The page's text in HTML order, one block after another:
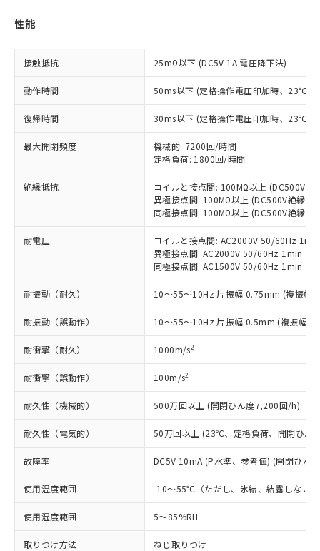
性能
接触抵抗 25mΩ以下 (DC5V 1A 電圧降下法)
動作時間 50ms以下 (定格操作電圧印加時、23℃、
復帰時間 30ms以下 (定格操作電圧印加時、23℃、
最大開閉頻度
機械的: 7200回/時間
定格負荷: 1800回/時間
絶縁抵抗
コイルと接点間: 100MΩ以上 (DC500V絶
異極接点間: 100MΩ以上 (DC500V絶縁抵
同極接点間: 100MΩ以上 (DC500V絶縁抵
耐電圧
コイルと接点間: AC2000V 50/60Hz 1min
異極接点間: AC2000V 50/60Hz 1min
同極接点間: AC1500V 50/60Hz 1min
耐振動（耐久） 10～55～10Hz 片振幅 0.75mm (複振幅
耐振動（誤動作） 10～55～10Hz 片振幅 0.5mm (複振幅
耐衝撃（耐久） 1000m/s2
耐衝撃（誤動作） 100m/s2
耐久性（機械的） 500万回以上 (開閉ひん度7,200回/h)
耐久性（電気的） 50万回以上 (23℃、定格負荷、開閉ひん
故障率 DC5V 10mA (P水準、参考値) (開閉ひん
使用温度範囲 -10～55℃（ただし、氷結、結露しない
使用湿度範囲 5～85%RH
取りつけ方法 ねじ取りつけ
以下の条件をお読みいただき、同意のうえ
ご利用ください。
本サービスは、当社制御機器事業取扱
商品の当社在庫状況および標準価格
(税抜)を提供させていただくもので
当社制御機器事業取扱商品の中には、
本サービスの対象外となる商品もある
ことをご了承ください。
在庫状況および標準価格照会結果は、
記載している更新日時点での社内デー
タに基づき作成されるものであり、閲
覧された時点での実際の在庫および標
準価格とは異なる場合があることをご
了承ください。
様のお取引先、またはお客様担当のオ
ムロン制御機器販売店・当社販売員に
オムロン制御機器販売店や当社販売拠
販売ネットワーク
」をご確認
ください。
在庫状況および標準価格結果を当社の
事前の承諾なく第三者に漏洩または開
示しないようお願いします。
マイパーツ機能（部品リスト作成サー
ビス）をご利用いただくには、I-Web
メンバーズにご登録されている必要が
お客様が当ウェブサイト上で当社にご
登録された部品リストについて、当社
商品です。
対応予定なし：EU RoHS指令（10物質）の
定はありません。
調査・確認中：EU RoHS指令（10物質）の
非含有の対応状況を調査中または確認中の
商品です。
非該当品：ライセンス料など無形物で、有
害物質有無と関係のない商品です。
仕入先様の事情により、非含有部品として
いたものが、含有品と判明した場合などや
むを得ず変更することがあります。
*EU RoHS指令（10物質）：
鉛(Pb) 1000ppm以下、 水銀(Hg) 1000ppm以下、 カド
ミウム(Cd) 100ppm以下、
六価クロム(Cr(Ⅵ)) 1000ppm以下、ポリ臭化ビフェニル
類(PBB) 1000ppm以下、ポリ臭化ジフェニルエーテル類
(PBDE) 1000ppm以下、フタル酸ビス(2-エチルヘキシ
ル) (DEHP)(別名：DOP) 1000ppm以下、フタル酸ブチ
ルベンジル（BBP） 1000ppm以下、フタル酸ジブチル
但し、RoHS指令で産業用監視および制御機器に対する
フタル酸エステル類の４物質については閾値を超える意
図的な使用がないことを確認しています。
※2 対応予定月
部品在庫の切り替え状況などにより、予定
月が前後することがあります。
※3 非含有証明書ダウンロード
※1 中国RoHS○×表
「○」：最大均質材料含有率が中国RoHSの
基準値以下であることを示します。
「×」：最大均質材料含有率が中国RoHSの
基準値を超えていることを示します。
「－」：未確認です。当社販売部門へお問
い合わせください。
*中国RoHS10物質の基準値 (GB/T26572)：
Pb(鉛) :1000ppm、 Hg(水銀) : 1000ppm、 Cd(カドミウ
Cr(Ⅵ)(六価クロム) : 1000ppm、 PBBs(ポリ臭化ビフェ
DBP(フタル酸ジブチル) : 1000ppm、 DIBP(フタル酸ジ
イソブチル) : 1000ppm、 BBP(フタル酸ブチルベンジ
ル) : 1000ppm、
DEHP(フタル酸ビス(2-エチルヘキシル)) : 1000ppm
※2 環境保護使用期限
「ｅ」：有害物質（10物質）のすべてが基
準値以下であることを示します。
「10」：通常の使用状況下において有害物
質が外部に漏えいし、環境に深刻な影響を
及ぼさない年数を意味します。
「－」：未確認です。当社販売部門へお問
い合わせください。
当社は、これら貴社製品のうち、外国
為替および外国貿易法に定める商品
（以下｢規制貨物等」という）を輸出
または国外への提供する場合は、日本
国政府の輸出許可(または役務取引許
可)を取得するなどの必要な手続きを
当社は規制貨物を破棄する場合は、完
全に破砕するなど、違法に輸出されな
いよう必要な手段を講じます。
当社は貴社製品を、核兵器、ミサイ
ル、化学兵器、生物兵器またはその他
武器並びにこれらの製造装置等に一切
使用いたしません。
当社は、貴社製品を第三者に販売する
場合は、上記1、2および3の内容を当
該第三者に通知します。また当社は、
販売先および販売に係わる関係者が違
法に輸出するおそれがある場合は、取
り引きをいたしません。
一定数には満たないが在庫あり
－
在庫なし(最新の在庫状況につ
いては、お客様のお取引先、ま
たはお客様担当のオムロン制御
機器販売店・当社販売員にご確
認ください)
受注生産機種、また在庫状況の